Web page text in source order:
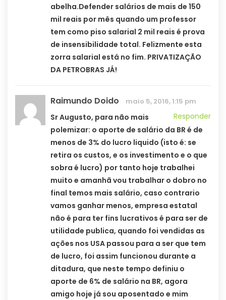
abelha.Defender salários de mais de 150
mil reais por mês quando um professor
tem como piso salarial 2 mil reais é prova
de insensibilidade total. Felizmente esta
zorra salarial está no fim. PRIVATIZAÇÃO
DA PETROBRAS JÁ!
Raimundo Doido maio 5, 2016, 1:15 pm
Responder
Sr Augusto, para não mais
polemizar: o aporte de salário da BR é de
menos de 3% do lucro liquido (isto é: se
retira os custos, e os investimento e o que
sobra é lucro) por tanto hoje trabalhei
muito e amanhã vou trabalhar o dobro no
final temos mais salário, caso contrario
vamos ganhar menos, empresa estatal
não é para ter fins lucrativos é para ser de
utilidade publica, quando foi vendidas as
ações nos USA passou para a ser que tem
de lucro, foi assim funcionou durante a
ditadura, que neste tempo definiu o
aporte de 6% de salário na BR, agora
amigo hoje já sou aposentado e mim